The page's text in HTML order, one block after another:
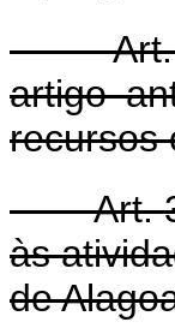
Art.
artigo
recursos
Art.
às
de